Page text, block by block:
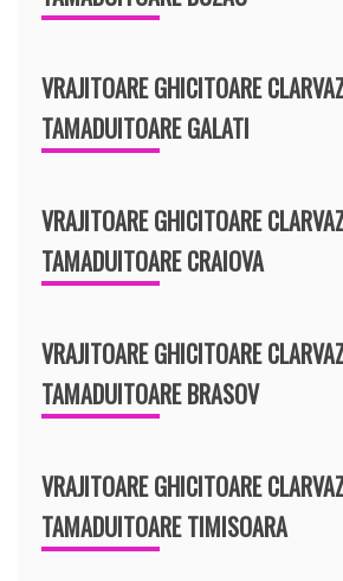
VRAJITOARE GHICITOARE
TAMADUITOARE GALATI
VRAJITOARE GHICITOARE
TAMADUITOARE CRAIOVA
VRAJITOARE GHICITOARE
TAMADUITOARE BRASOV
VRAJITOARE GHICITOARE
TAMADUITOARE TIMISOARA